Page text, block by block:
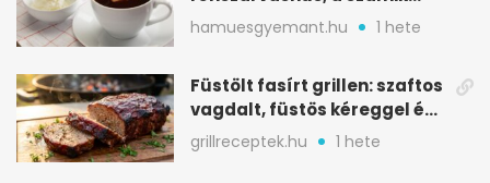
melegítő itala
hamuesgyemant.hu 1 hete
Füstölt fasírt grillen: szaftos
vagdalt, füstös kéreggel és
BBQ mázzal
grillreceptek.hu 1 hete